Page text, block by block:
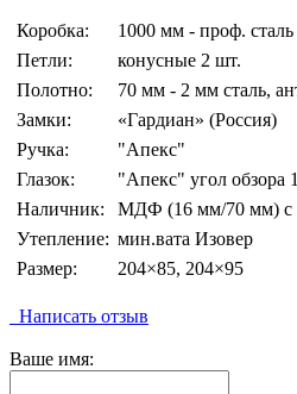
Коробка:
1000 мм - проф.
Петли:
конусные 2 шт.
Полотно:
70 мм - 2 мм сталь,
Замки:
«Гардиан» (Россия)
Ручка:
"Апекс"
Глазок:
"Апекс" угол обзора
Наличник:
МДФ (16 мм/70 мм)
Утепление: мин.вата Изовер
Размер:
204×85, 204×95
Написать отзыв
Ваше имя: